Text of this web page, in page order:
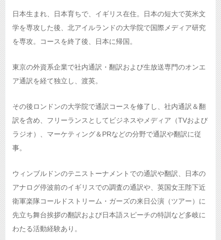
日本生まれ、日本育ちで、イギリス在住。日本の短大で英米文
学を専攻した後、北アイルランドの大学院で国際メディア研究
を専攻。コースを終了後、日本に帰国。
東京の外資系企業で社内通訳・翻訳および生放送専門のオンエ
ア通訳を経て独立し、渡英。
その後ロンドンの大学院で通訳コースを修了し、社内通訳＆翻
訳を含め、フリーランスとしてビジネスやメディア（TVおよび
ラジオ）、マーケティング＆PRなどの分野で通訳や翻訳に従
事。
ウィンブルドンのテニストーナメントでの通訳や翻訳、日本の
アナログ停波前のイギリスでの調査の通訳や、英国女王陛下近
衛軍楽隊コールドストリーム・ガーズの来日公演（ツアー）に
先立ち舞台挨拶の翻訳および日本語スピーチの特訓など多岐に
わたる活動経験あり。